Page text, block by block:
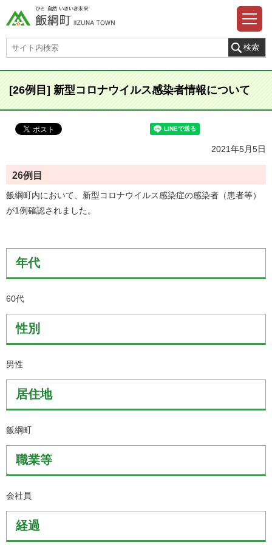
[26例目] 新型コロナウイルス感染者情報について
2021年5月5日
26例目
飯綱町内において、新型コロナウイルス感染症の感染者（患者等）
が1例確認されました。
年代
60代
性別
男性
居住地
飯綱町
職業等
会社員
経過